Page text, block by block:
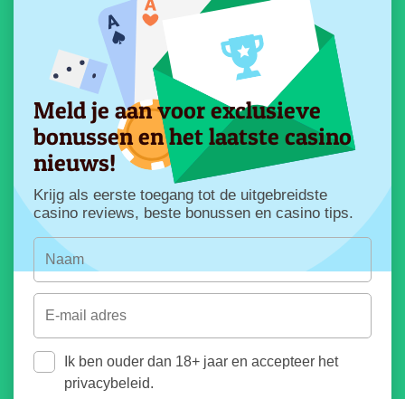
Meld je aan voor exclusieve
bonussen en het laatste casino
nieuws!
Krijg als eerste toegang tot de uitgebreidste
casino reviews, beste bonussen en casino tips.
Ik ben ouder dan 18+ jaar en accepteer het
privacybeleid.